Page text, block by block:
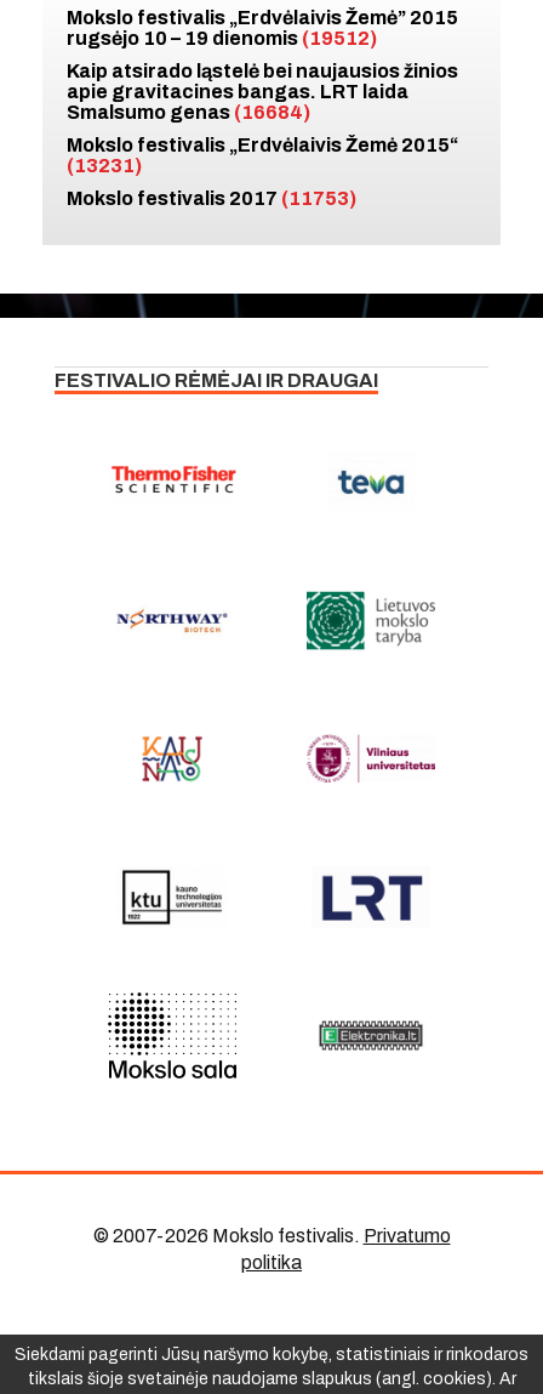
Mokslo festivalis „Erdvėlaivis Žemė” 2015
rugsėjo 10 – 19 dienomis (19512)
Kaip atsirado ląstelė bei naujausios žinios
apie gravitacines bangas. LRT laida
Smalsumo genas (16684)
Mokslo festivalis „Erdvėlaivis Žemė 2015“
(13231)
Mokslo festivalis 2017 (11753)
FESTIVALIO RĖMĖJAI IR DRAUGAI
© 2007-2026 Mokslo festivalis. Privatumo
politika
Siekdami pagerinti Jūsų naršymo kokybę, statistiniais ir rinkodaros
tikslais šioje svetainėje naudojame slapukus (angl. cookies). Ar